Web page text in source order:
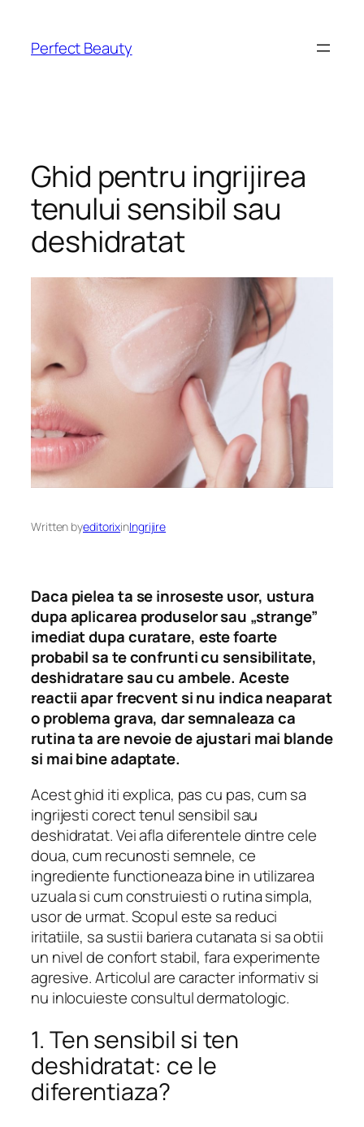
content
Perfect Beauty
Ghid pentru ingrijirea
tenului sensibil sau
deshidratat
Written byeditorixinIngrijire
Daca pielea ta se inroseste usor, ustura
dupa aplicarea produselor sau „strange”
imediat dupa curatare, este foarte
probabil sa te confrunti cu sensibilitate,
deshidratare sau cu ambele. Aceste
reactii apar frecvent si nu indica neaparat
o problema grava, dar semnaleaza ca
rutina ta are nevoie de ajustari mai blande
si mai bine adaptate.
Acest ghid iti explica, pas cu pas, cum sa
ingrijesti corect tenul sensibil sau
deshidratat. Vei afla diferentele dintre cele
doua, cum recunosti semnele, ce
ingrediente functioneaza bine in utilizarea
uzuala si cum construiesti o rutina simpla,
usor de urmat. Scopul este sa reduci
iritatiile, sa sustii bariera cutanata si sa obtii
un nivel de confort stabil, fara experimente
agresive. Articolul are caracter informativ si
nu inlocuieste consultul dermatologic.
1. Ten sensibil si ten
deshidratat: ce le
diferentiaza?